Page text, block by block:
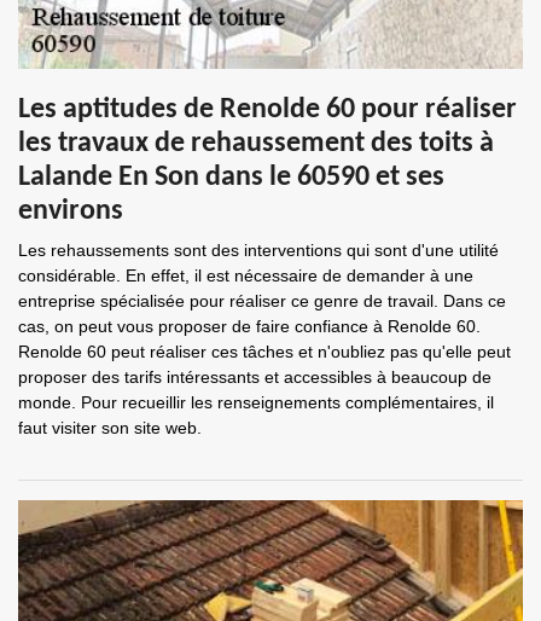
Les aptitudes de Renolde 60 pour réaliser
les travaux de rehaussement des toits à
Lalande En Son dans le 60590 et ses
environs
Les rehaussements sont des interventions qui sont d'une utilité
considérable. En effet, il est nécessaire de demander à une
entreprise spécialisée pour réaliser ce genre de travail. Dans ce
cas, on peut vous proposer de faire confiance à Renolde 60.
Renolde 60 peut réaliser ces tâches et n'oubliez pas qu'elle peut
proposer des tarifs intéressants et accessibles à beaucoup de
monde. Pour recueillir les renseignements complémentaires, il
faut visiter son site web.